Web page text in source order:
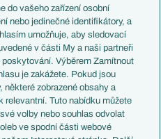
Francie
Itálie
Německo
Španělsko
Argentina
Brazílie
Přestupy
Zápasy
Livescore
do vašeho zařízení osobní
nebo jedinečné identifikátory, a
umožňuje, aby sledovací
v části My a naši partneři
Výběrem Zamítnout
je zakážete. Pokud jsou
některé zobrazené obsahy a
relevantní. Tuto nabídku můžete
volby nebo souhlas odvolat
ve spodní části webové